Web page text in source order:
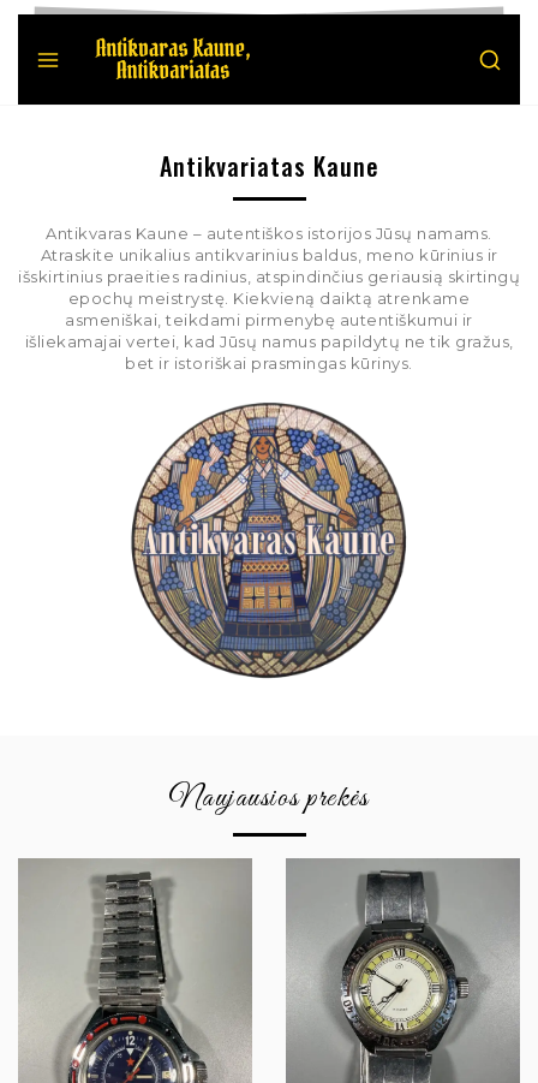
Antikvariatas Kaune
Antikvaras Kaune – autentiškos istorijos Jūsų namams.
Atraskite unikalius antikvarinius baldus, meno kūrinius ir
išskirtinius praeities radinius, atspindinčius geriausią skirtingų
epochų meistrystę. Kiekvieną daiktą atrenkame
asmeniškai, teikdami pirmenybę autentiškumui ir
išliekamajai vertei, kad Jūsų namus papildytų ne tik gražus,
bet ir istoriškai prasmingas kūrinys.
Naujausios prekės